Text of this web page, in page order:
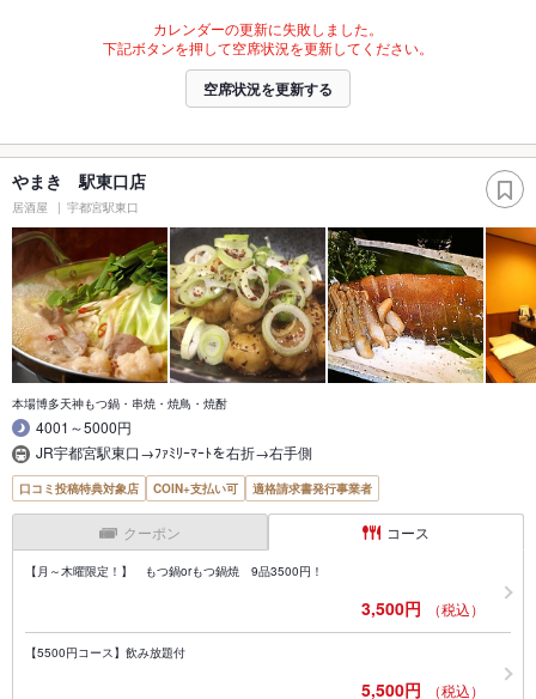
カレンダーの更新に失敗しました。
下記ボタンを押して空席状況を更新してください。
空席状況を更新する
やまき 駅東口店
居酒屋 宇都宮駅東口
本場博多天神もつ鍋・串焼・焼鳥・焼酎
4001～5000円
JR宇都宮駅東口→ﾌｧﾐﾘｰﾏｰﾄを右折→右手側
口コミ投稿特典対象店 COIN+支払い可 適格請求書発行事業者
クーポン コース
【月～木曜限定！】 もつ鍋orもつ鍋焼 9品3500円！
3,500円 （税込）
【5500円コース】飲み放題付
5,500円 （税込）